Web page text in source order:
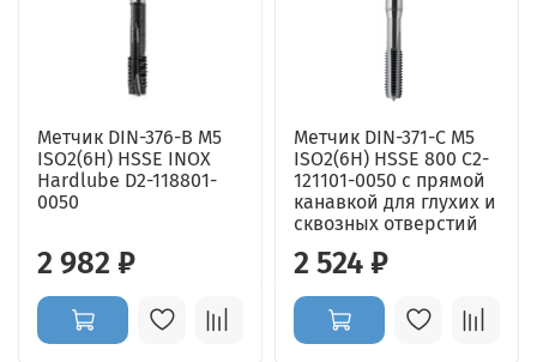
Метчик DIN-376-B M5
ISO2(6H) HSSE INOX
Hardlube D2-118801-
0050
2 982 ₽
Метчик DIN-371-C M5
ISO2(6H) HSSE 800 C2-
121101-0050 с прямой
канавкой для глухих и
сквозных отверстий
2 524 ₽